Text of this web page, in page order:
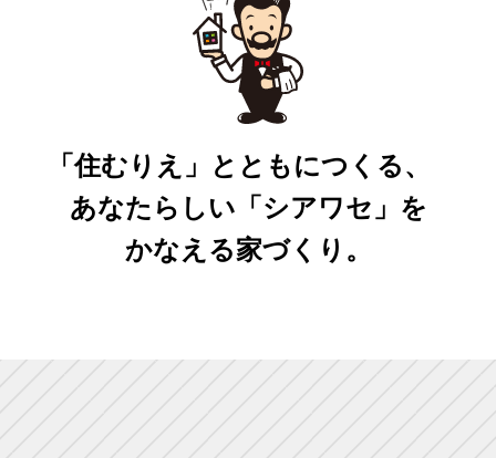
「住むりえ」とともにつくる、
あなたらしい「シアワセ」を
かなえる家づくり。